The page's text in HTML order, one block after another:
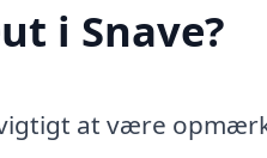
i Snave?
at være